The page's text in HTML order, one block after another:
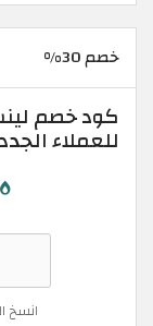
خصم 30%
للعملاء
انسخ